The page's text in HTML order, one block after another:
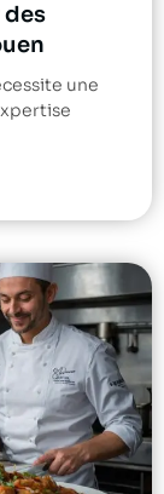
des
une